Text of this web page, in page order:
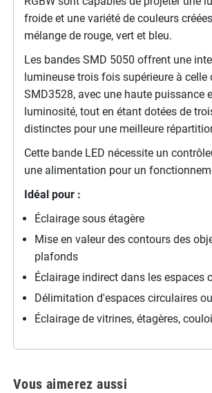
froide et une variété de couleurs
mélange de rouge, vert et bleu.
Les bandes SMD 5050 offrent une
lumineuse trois fois supérieure à celle
SMD3528, avec une haute puissance
luminosité, tout en étant dotées de
distinctes pour une meilleure
Cette bande LED nécessite un
une alimentation pour un
Idéal pour :
Éclairage sous étagère
Mise en valeur des contours des
plafonds
Éclairage indirect dans les espaces
Délimitation d'espaces circulaires
Éclairage de vitrines, étagères,
Vous aimerez aussi